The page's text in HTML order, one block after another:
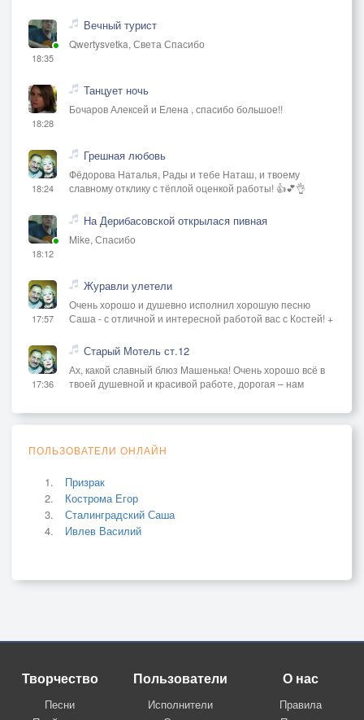
18:35
Вечный турист
Qwertysvetka, Света Спасибо
18:28
Танцует ночь
Бочаров Алексей и Елена , спасибо большое!!
18:24
Грешная любовь
Фёдорова Наталья, Рады и тебе Наташ, и твоему
славному отклику с тёплой оценкой работы! 👍💕👌
18:12
На Дерибасовской открылася пивная
Mike, Спасибо
17:57
Журавли улетели
Очень хорошо и душевно исполнил хорошую песню
Саша - с отличной и интересной работой вас с Костей! +
17:36
Старый Мотель ст.12
Ах, какой славный блюз Машенька! Очень хорошо всё в
твоей душевной и красивой работе, дорогая – нам
ПОЛЬЗОВАТЕЛИ ОНЛАЙН
Призрак
Кострома Егор
Сталинградский Саша
Ивлев Василий
Творчество
Песни
Пользователи
Исполнители
О нас
Правила